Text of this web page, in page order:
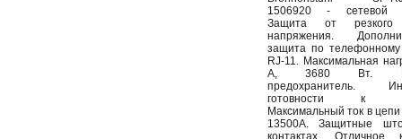
1506920 - сетевой
Защита от резкого
напряжения.
защита по
RJ-11. Максимальная
А, 3680 Вт.
предохранитель.
готовности к
Максимальный ток в
13500А. Защитные
контактах. Отличное